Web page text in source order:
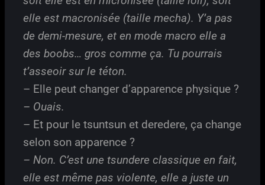
elle est macronisée (taille mecha). Y’a pas
de demi-mesure, et en mode macro elle a
des boobs… gros comme ça. Tu pourrais
t’asseoir sur le téton.
– Elle peut changer d’apparence physique ?
– Ouais.
– Et pour le tsuntsun et deredere, ça change
selon son apparence ?
– Non. C’est une tsundere classique en fait,
elle est même pas violente, elle a juste un